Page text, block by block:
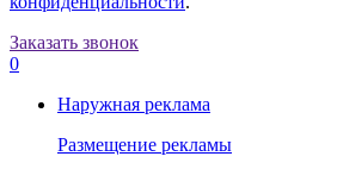
Заказать звонок
0
Наружная реклама
Размещение рекламы